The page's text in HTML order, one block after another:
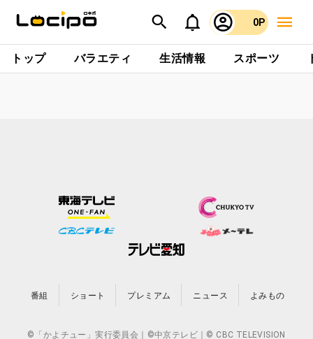
0P
トップ バラエティ 生活情報 スポーツ
番組 ショート プレミアム ニュース よみもの
©「かよチュー」実行委員会｜©中京テレビ｜© CBC TELEVISION